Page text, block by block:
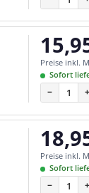
Preise inkl.
Sofort
− +
Preise inkl.
Sofort
− +